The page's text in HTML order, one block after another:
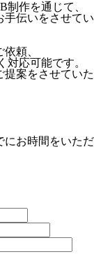
制作を通じて、
手伝いをさせてい
頼、
応可能です。
提案をさせていた
お時間をいただ